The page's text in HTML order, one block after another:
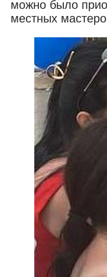
можно было
местных